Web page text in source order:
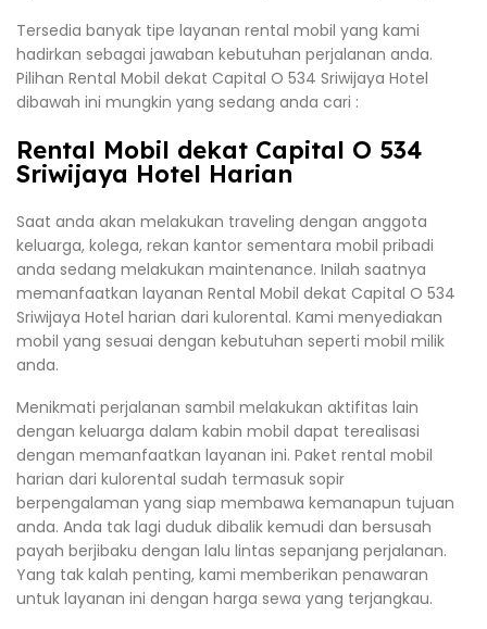
Tersedia banyak tipe layanan rental mobil yang kami
hadirkan sebagai jawaban kebutuhan perjalanan anda.
Pilihan Rental Mobil dekat Capital O 534 Sriwijaya Hotel
dibawah ini mungkin yang sedang anda cari :
Rental Mobil dekat Capital O 534
Sriwijaya Hotel Harian
Saat anda akan melakukan traveling dengan anggota
keluarga, kolega, rekan kantor sementara mobil pribadi
anda sedang melakukan maintenance. Inilah saatnya
memanfaatkan layanan Rental Mobil dekat Capital O 534
Sriwijaya Hotel harian dari kulorental. Kami menyediakan
mobil yang sesuai dengan kebutuhan seperti mobil milik
anda.
Menikmati perjalanan sambil melakukan aktifitas lain
dengan keluarga dalam kabin mobil dapat terealisasi
dengan memanfaatkan layanan ini. Paket rental mobil
harian dari kulorental sudah termasuk sopir
berpengalaman yang siap membawa kemanapun tujuan
anda. Anda tak lagi duduk dibalik kemudi dan bersusah
payah berjibaku dengan lalu lintas sepanjang perjalanan.
Yang tak kalah penting, kami memberikan penawaran
untuk layanan ini dengan harga sewa yang terjangkau.